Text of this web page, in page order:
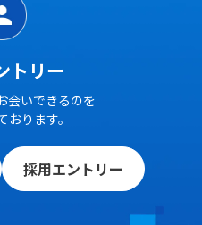
トリー
会いできるのを
ります。
採用エントリー